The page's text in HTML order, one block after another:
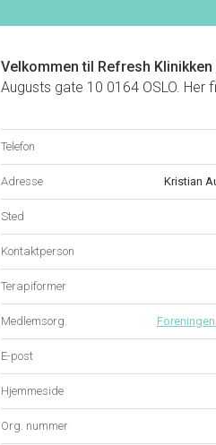
Velkommen til Refresh
Augusts gate 10 0164 OSLO. Her
Telefon
Adresse Kristian
Sted
Kontaktperson
Terapiformer
Medlemsorg.
E-post
Hjemmeside
Org. nummer